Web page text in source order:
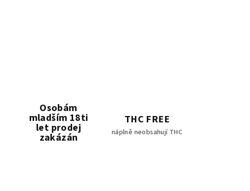
Osobám
mladším 18ti
let prodej
zakázán
THC FREE
náplně neobsahují THC